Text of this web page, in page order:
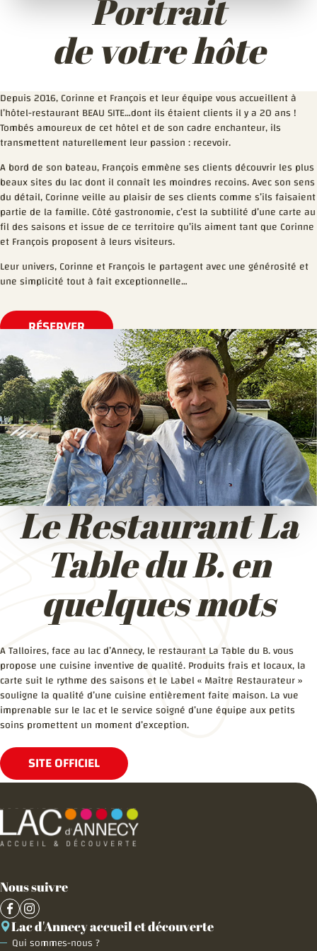
Portrait
de votre hôte
Depuis 2016, Corinne et François et leur équipe vous accueillent à
l’hôtel-restaurant BEAU SITE…dont ils étaient clients il y a 20 ans !
Tombés amoureux de cet hôtel et de son cadre enchanteur, ils
transmettent naturellement leur passion : recevoir.
A bord de son bateau, François emmène ses clients découvrir les plus
beaux sites du lac dont il connaît les moindres recoins. Avec son sens
du détail, Corinne veille au plaisir de ses clients comme s’ils faisaient
partie de la famille. Côté gastronomie, c’est la subtilité d’une carte au
fil des saisons et issue de ce territoire qu’ils aiment tant que Corinne
et François proposent à leurs visiteurs.
Leur univers, Corinne et François le partagent avec une générosité et
une simplicité tout à fait exceptionnelle…
RÉSERVER
Le Restaurant La
Table du B. en
quelques mots
A Talloires, face au lac d’Annecy, le restaurant La Table du B. vous
propose une cuisine inventive de qualité. Produits frais et locaux, la
carte suit le rythme des saisons et le Label « Maître Restaurateur »
souligne la qualité d’une cuisine entièrement faite maison. La vue
imprenable sur le lac et le service soigné d’une équipe aux petits
soins promettent un moment d’exception.
SITE OFFICIEL
Nous suivre
Lac d'Annecy accueil et découverte
Qui sommes-nous ?